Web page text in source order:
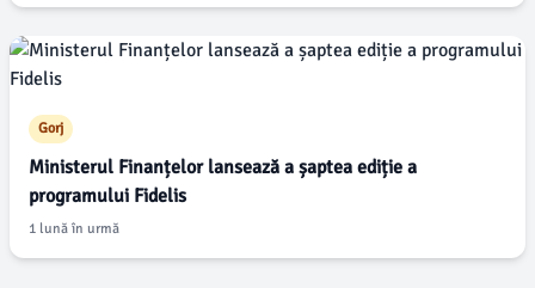
Gorj
Ministerul Finanțelor lansează a șaptea ediție a
programului Fidelis
1 lună în urmă